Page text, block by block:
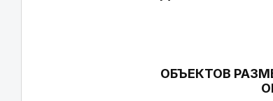
ОБЪЕКТОВ